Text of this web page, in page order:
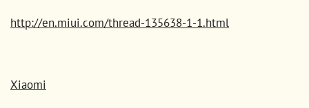
http://en.miui.com/thread-135638-1-1.html
Xiaomi